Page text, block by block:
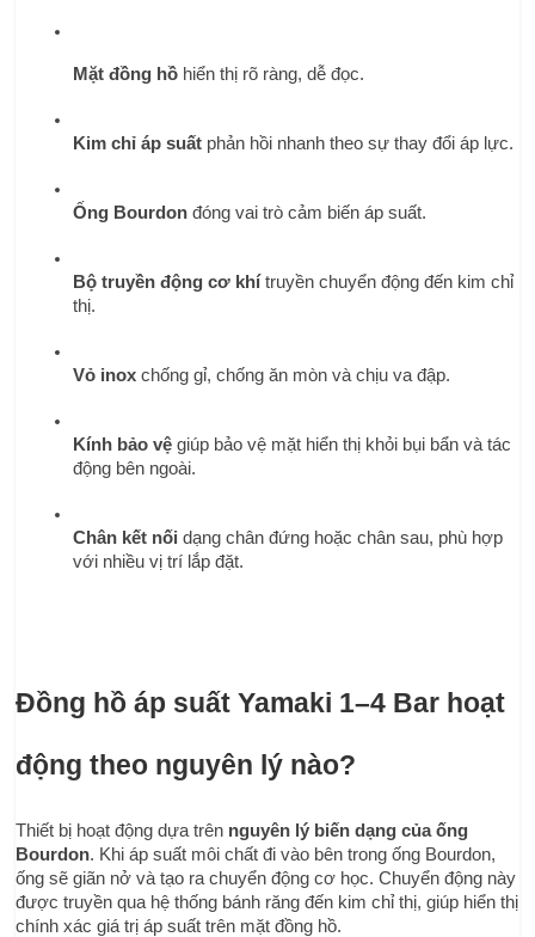
Mặt đồng hồ hiển thị rõ ràng, dễ đọc.
Kim chỉ áp suất phản hồi nhanh theo sự thay đổi áp lực.
Ống Bourdon đóng vai trò cảm biến áp suất.
Bộ truyền động cơ khí truyền chuyển động đến kim chỉ
thị.
Vỏ inox chống gỉ, chống ăn mòn và chịu va đập.
Kính bảo vệ giúp bảo vệ mặt hiển thị khỏi bụi bẩn và tác
động bên ngoài.
Chân kết nối dạng chân đứng hoặc chân sau, phù hợp
với nhiều vị trí lắp đặt.
Đồng hồ áp suất Yamaki 1–4 Bar hoạt
động theo nguyên lý nào?
Thiết bị hoạt động dựa trên nguyên lý biến dạng của ống
Bourdon. Khi áp suất môi chất đi vào bên trong ống Bourdon,
ống sẽ giãn nở và tạo ra chuyển động cơ học. Chuyển động này
được truyền qua hệ thống bánh răng đến kim chỉ thị, giúp hiển thị
chính xác giá trị áp suất trên mặt đồng hồ.